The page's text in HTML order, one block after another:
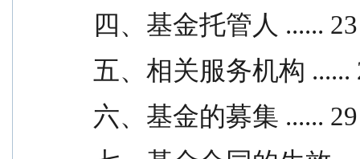
四、基金托管人 ...... 23
五、相关服务机构 ......
六、基金的募集 ...... 29